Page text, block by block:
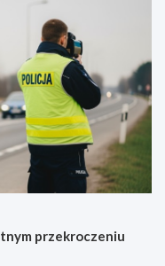
przekroczeniu